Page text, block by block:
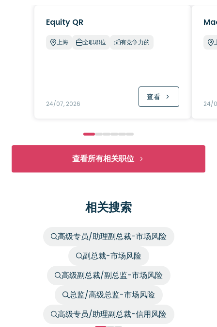
Equity QR
上海 全职职位 有竞争力的
24/07, 2026
查看
24/
查看所有相关职位
相关搜索
高级专员/助理副总裁-市场风险
副总裁-市场风险
高级副总裁/副总监-市场风险
总监/高级总监-市场风险
高级专员/助理副总裁-信用风险